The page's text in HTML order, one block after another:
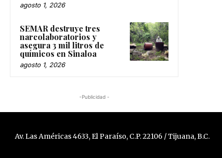
agosto 1, 2026
SEMAR destruye tres
narcolaboratorios y
asegura 3 mil litros de
químicos en Sinaloa
agosto 1, 2026
-Publicidad -
Av. Las Américas 4633, El Paraíso, C.P. 22106 / Tijuana, B.C.